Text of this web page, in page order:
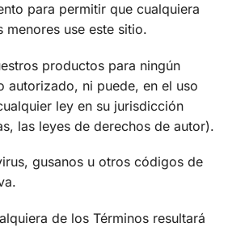
para permitir que cualquiera
menores use este sitio.
productos para ningún
autorizado, ni puede, en el uso
ley en su jurisdicción
las leyes de derechos de autor).
gusanos u otros códigos de
de los Términos resultará